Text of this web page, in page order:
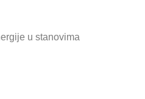
u stanovima